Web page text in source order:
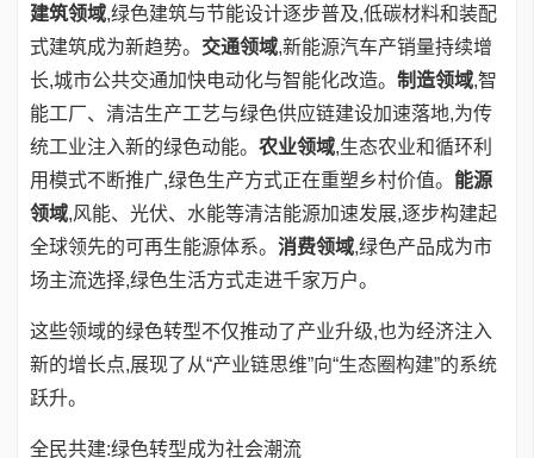
建筑领域,绿色建筑与节能设计逐步普及,低碳材料和装配
式建筑成为新趋势。 交通领域,新能源汽车产销量持续增
长,城市公共交通加快电动化与智能化改造。 制造领域,智
能工厂、清洁生产工艺与绿色供应链建设加速落地,为传
统工业注入新的绿色动能。 农业领域,生态农业和循环利
用模式不断推广,绿色生产方式正在重塑乡村价值。 能源
领域,风能、光伏、水能等清洁能源加速发展,逐步构建起
全球领先的可再生能源体系。 消费领域,绿色产品成为市
场主流选择,绿色生活方式走进千家万户。
这些领域的绿色转型不仅推动了产业升级,也为经济注入
新的增长点,展现了从“产业链思维”向“生态圈构建”的系统
跃升。
全民共建:绿色转型成为社会潮流